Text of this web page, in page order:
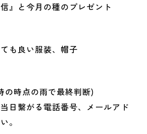
』と今月の種のプレゼント
も良い服装、帽子
の時点の雨で最終判断)
日繋がる電話番号、メールアド
。